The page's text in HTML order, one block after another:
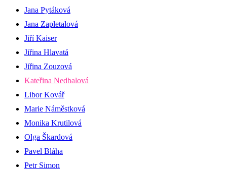
Jana Pytáková
Jana Zapletalová
Jiří Kaiser
Jiřina Hlavatá
Jiřina Zouzová
Kateřina Nedbalová
Libor Kovář
Marie Náměstková
Monika Krutilová
Olga Škardová
Pavel Bláha
Petr Simon